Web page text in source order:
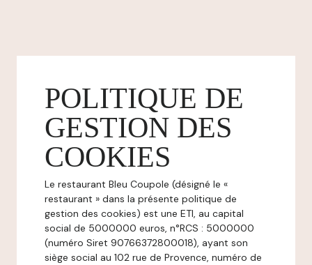
POLITIQUE DE
GESTION DES
COOKIES
Le restaurant Bleu Coupole (désigné le «
restaurant » dans la présente politique de
gestion des cookies) est une ETI, au capital
social de 5000000 euros, n°RCS : 5000000
(numéro Siret 90766372800018), ayant son
siège social au 102 rue de Provence, numéro de